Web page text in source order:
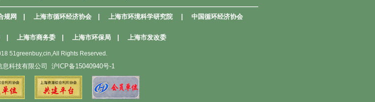
规网 上海市循环经济协会 上海市环境科学研究院 中国循环经济协会
上海市商务委 上海市环保局 上海市发改委
51greenbuy,cin,All Rights Reserved.
息科技有限公司 沪ICP备15040940号-1